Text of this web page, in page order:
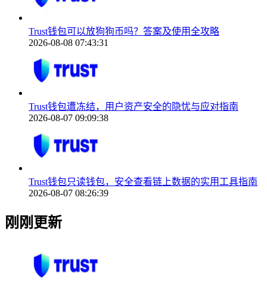
Trust钱包可以放狗狗币吗？答案及使用全攻略
2026-08-08 07:43:31
Trust钱包遭冻结，用户资产安全的隐忧与应对指南
2026-08-07 09:09:38
Trust钱包只读钱包，安全查看链上数据的实用工具指南
2026-08-07 08:26:39
刚刚更新